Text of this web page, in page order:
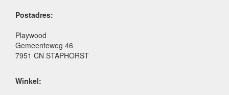
Postadres:
Playwood
Gemeenteweg 46
7951 CN STAPHORST
Winkel: